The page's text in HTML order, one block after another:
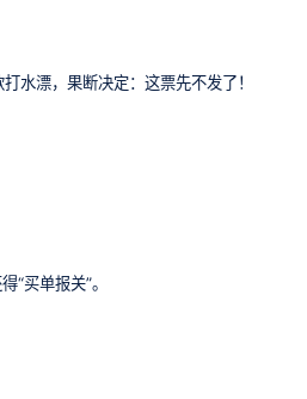
水漂，果断决定：这票先不发了！
买单报关”。